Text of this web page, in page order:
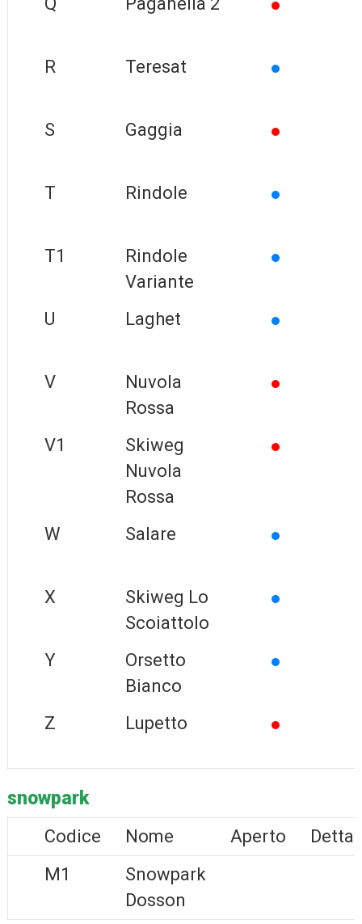
R Teresat
S Gaggia
T Rindole
T1
Rindole
Variante
U
Laghet
V
Nuvola
Rossa
V1
Skiweg
Nuvola
Rossa
W
Salare
X
Skiweg Lo
Scoiattolo
Y
Orsetto
Bianco
Z
Lupetto
snowpark
Codice Nome Aperto
M1
Snowpark
Dosson